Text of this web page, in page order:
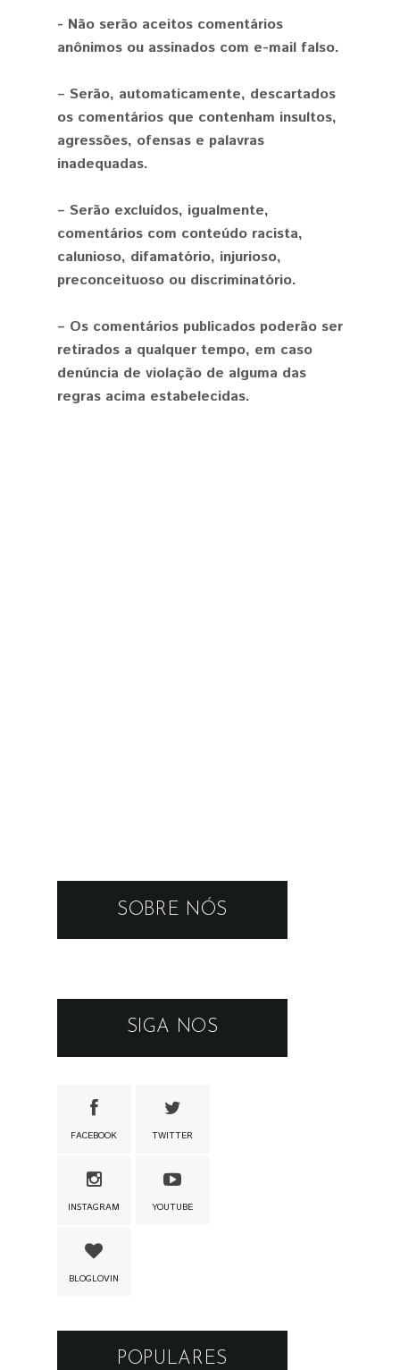
- Não serão aceitos comentários
anônimos ou assinados com e-mail falso.
– Serão, automaticamente, descartados
os comentários que contenham insultos,
agressões, ofensas e palavras
inadequadas.
– Serão excluídos, igualmente,
comentários com conteúdo racista,
calunioso, difamatório, injurioso,
preconceituoso ou discriminatório.
– Os comentários publicados poderão ser
retirados a qualquer tempo, em caso
denúncia de violação de alguma das
regras acima estabelecidas.
SOBRE NÓS
SIGA NOS
FACEBOOK TWITTER
INSTAGRAM YOUTUBE
BLOGLOVIN
POPULARES